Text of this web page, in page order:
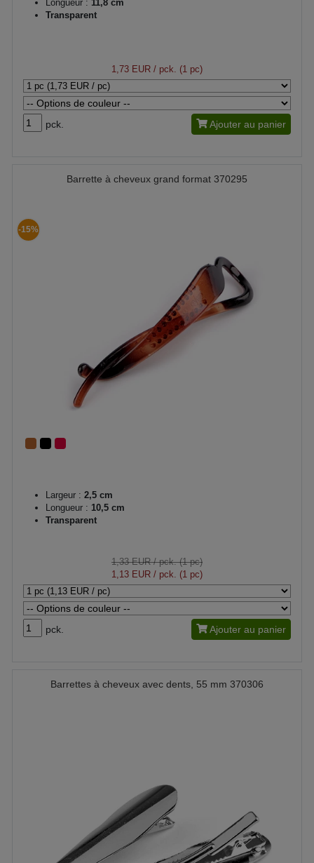
Longueur : 11,8 cm
Transparent
1,73 EUR / pck. (1 pc)
pck. Ajouter au panier
Barrette à cheveux grand format 370295
-15%
Largeur : 2,5 cm
Longueur : 10,5 cm
Transparent
1,33 EUR/ pck. (1 pc)
1,13 EUR / pck. (1 pc)
pck. Ajouter au panier
Barrettes à cheveux avec dents, 55 mm 370306